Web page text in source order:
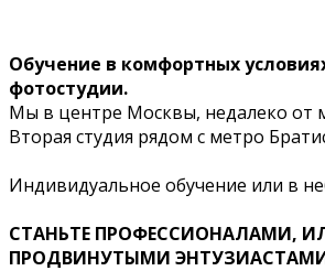
Обучение в комфортных
фотостудии.
Мы в центре Москвы, недалеко от
Вторая студия рядом с метро
Индивидуальное обучение или в
СТАНЬТЕ ПРОФЕССИОНАЛАМИ,
ПРОДВИНУТЫМИ